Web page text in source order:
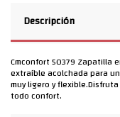
Descripción
Cmconfort 50379 Zapatilla
extraíble acolchada para
muy ligero y
todo confort.